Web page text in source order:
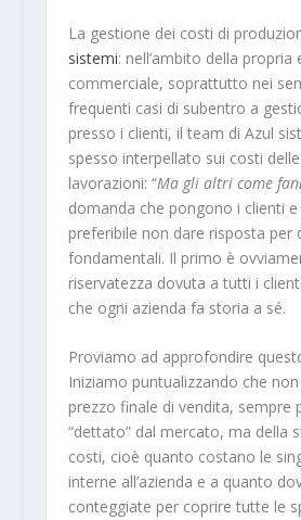
La gestione dei costi di
sistemi: nell’ambito della propria
commerciale, soprattutto nei
frequenti casi di subentro a
presso i clienti, il team di Azul
spesso interpellato sui costi
lavorazioni: “Ma gli altri come
domanda che pongono i clienti e
preferibile non dare risposta per
fondamentali. Il primo è
riservatezza dovuta a tutti i
che ogni azienda fa storia a sé.
Proviamo ad approfondire
Iniziamo puntualizzando che
prezzo finale di vendita, sempre
“dettato” dal mercato, ma della
costi, cioè quanto costano le
interne all’azienda e a quanto
conteggiate per coprire tutte le